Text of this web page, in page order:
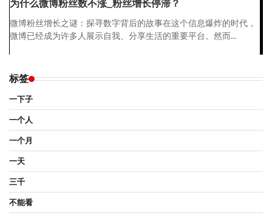
为什么微博粉丝数不涨_粉丝增长停滞？
微博粉丝增长之谜：探寻数字背后的故事在这个信息爆炸的时代，
微博已经成为许多人展示自我、分享生活的重要平台。然而...
标签
一下子
一个人
一个月
一天
三千
不能看